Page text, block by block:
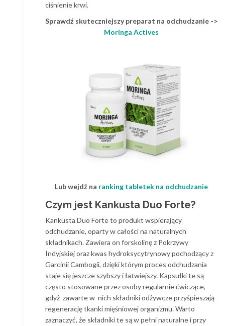
ciśnienie krwi.
Sprawdź skuteczniejszy preparat na odchudzanie ->
Moringa Actives
Lub wejdź na ranking tabletek na odchudzanie
Czym jest Kankusta Duo Forte?
Kankusta Duo Forte to produkt wspierający
odchudzanie, oparty w całości na naturalnych
składnikach. Zawiera on forskolinę z Pokrzywy
Indyjskiej oraz kwas hydroksycytrynowy pochodzący z
Garcinii Cambogii, dzięki którym proces odchudzania
staje się jeszcze szybszy i łatwiejszy. Kapsułki te są
często stosowane przez osoby regularnie ćwiczące,
gdyż zawarte w nich składniki odżywcze przyśpieszają
regenerację tkanki mięśniowej organizmu. Warto
zaznaczyć, że składniki te są w pełni naturalne i przy